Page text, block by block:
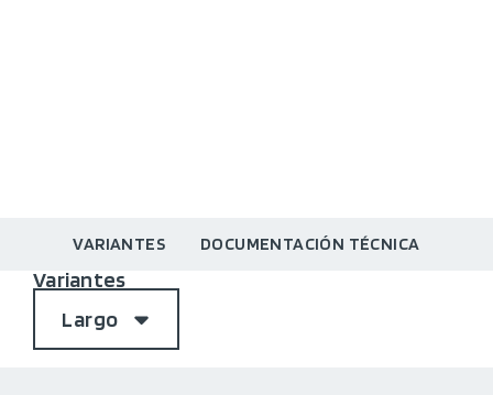
VARIANTES DOCUMENTACIÓN TÉCNICA
Variantes
Largo